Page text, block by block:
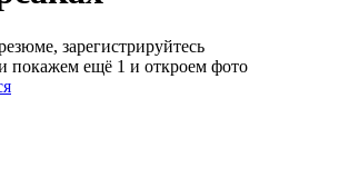
зарегистрируйтесь
покажем ещё 1 и откроем фото